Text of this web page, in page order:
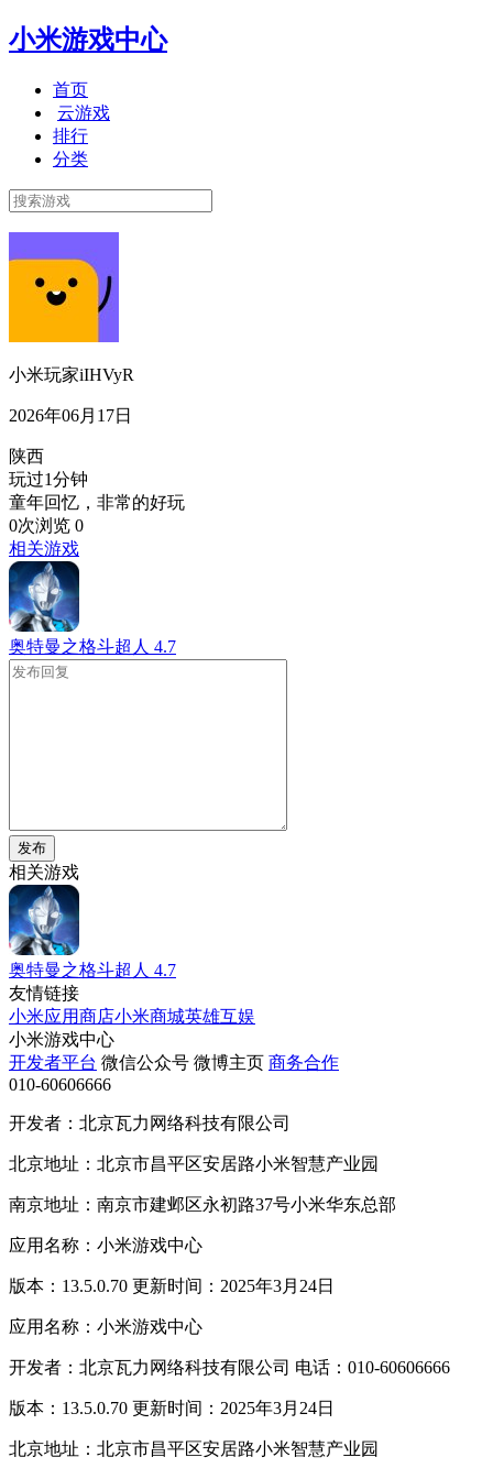
小米游戏中心
首页
云游戏
排行
分类
小米玩家iIHVyR
2026年06月17日
陕西
玩过1分钟
童年回忆，非常的好玩
0次浏览 0
相关游戏
奥特曼之格斗超人 4.7
发布
相关游戏
奥特曼之格斗超人 4.7
友情链接
小米应用商店小米商城英雄互娱
小米游戏中心
开发者平台 微信公众号 微博主页 商务合作
010-60606666
开发者：北京瓦力网络科技有限公司
北京地址：北京市昌平区安居路小米智慧产业园
南京地址：南京市建邺区永初路37号小米华东总部
应用名称：小米游戏中心
版本：13.5.0.70 更新时间：2025年3月24日
应用名称：小米游戏中心
开发者：北京瓦力网络科技有限公司 电话：010-60606666
版本：13.5.0.70 更新时间：2025年3月24日
北京地址：北京市昌平区安居路小米智慧产业园